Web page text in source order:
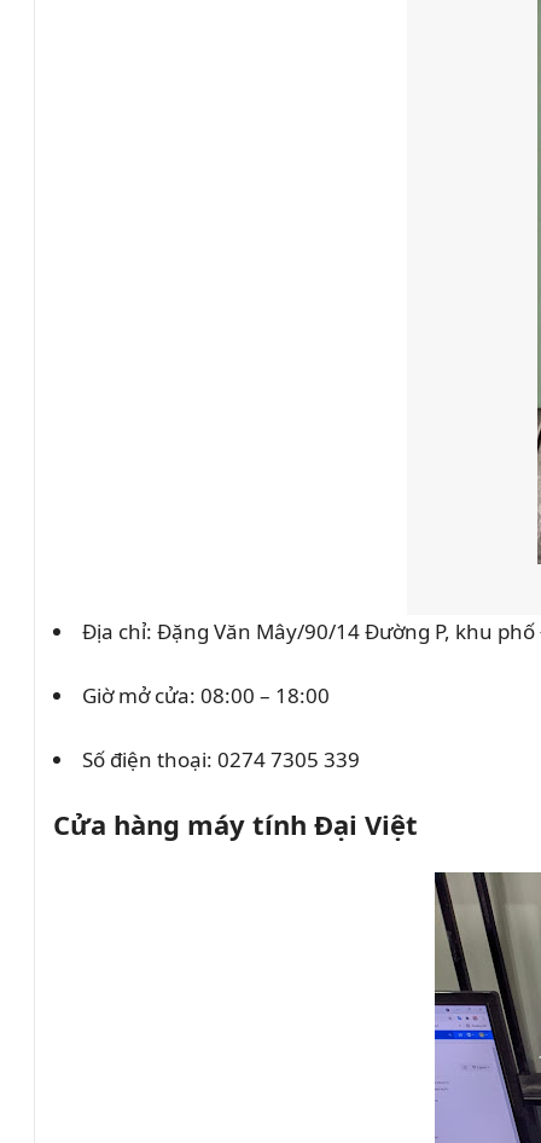
Địa chỉ: Đặng Văn Mây/90/14 Đường P, khu
Giờ mở cửa: 08:00 – 18:00
Số điện thoại: 0274 7305 339
Cửa hàng máy tính Đại Việt